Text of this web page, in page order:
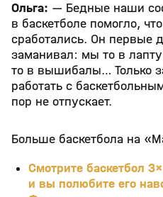
Ольга: — Бедные наши
в баскетболе помогло,
сработались. Он первые
заманивал: мы то в
то в вышибалы… Только
работать с
пор не отпускает.
Больше баскетбола на
Смотрите баскетбол
и вы полюбите его